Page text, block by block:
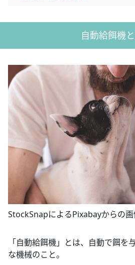
自動給餌機
StockSnapによるPixabayからの画
「自動給餌機」とは、自動で餌を
な機械のこと。